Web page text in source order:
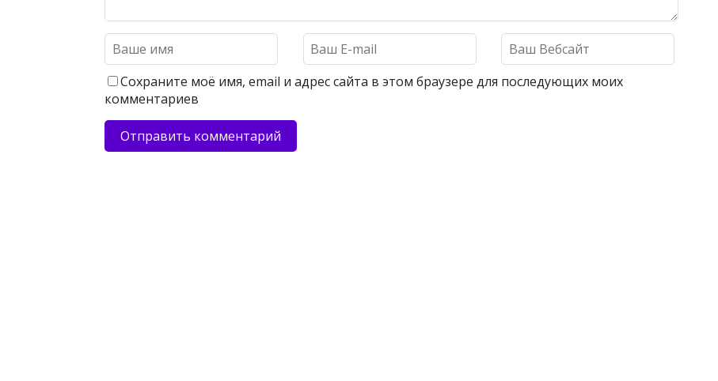
Сохраните моё имя, email и адрес сайта в этом браузере для последующих моих
комментариев